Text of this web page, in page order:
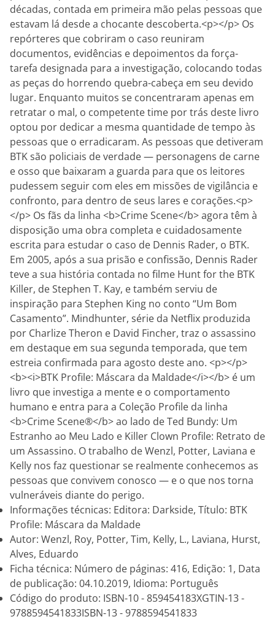
décadas, contada em primeira mão pelas pessoas que
estavam lá desde a chocante descoberta.<p></p> Os
repórteres que cobriram o caso reuniram
documentos, evidências e depoimentos da força-
tarefa designada para a investigação, colocando todas
as peças do horrendo quebra-cabeça em seu devido
lugar. Enquanto muitos se concentraram apenas em
retratar o mal, o competente time por trás deste livro
optou por dedicar a mesma quantidade de tempo às
pessoas que o erradicaram. As pessoas que detiveram
BTK são policiais de verdade — personagens de carne
e osso que baixaram a guarda para que os leitores
pudessem seguir com eles em missões de vigilância e
confronto, para dentro de seus lares e corações.<p>
</p> Os fãs da linha <b>Crime Scene</b> agora têm à
disposição uma obra completa e cuidadosamente
escrita para estudar o caso de Dennis Rader, o BTK.
Em 2005, após a sua prisão e confissão, Dennis Rader
teve a sua história contada no filme Hunt for the BTK
Killer, de Stephen T. Kay, e também serviu de
inspiração para Stephen King no conto “Um Bom
Casamento”. Mindhunter, série da Netflix produzida
por Charlize Theron e David Fincher, traz o assassino
em destaque em sua segunda temporada, que tem
estreia confirmada para agosto deste ano. <p></p>
<b><i>BTK Profile: Máscara da Maldade</i></b> é um
livro que investiga a mente e o comportamento
humano e entra para a Coleção Profile da linha
<b>Crime Scene®</b> ao lado de Ted Bundy: Um
Estranho ao Meu Lado e Killer Clown Profile: Retrato de
um Assassino. O trabalho de Wenzl, Potter, Laviana e
Kelly nos faz questionar se realmente conhecemos as
pessoas que convivem conosco — e o que nos torna
vulneráveis diante do perigo.
Informações técnicas: Editora: Darkside, Título: BTK
Profile: Máscara da Maldade
Autor: Wenzl, Roy, Potter, Tim, Kelly, L., Laviana, Hurst,
Alves, Eduardo
Ficha técnica: Número de páginas: 416, Edição: 1, Data
de publicação: 04.10.2019, Idioma: Português
Código do produto: ISBN-10 - 859454183XGTIN-13 -
9788594541833ISBN-13 - 9788594541833